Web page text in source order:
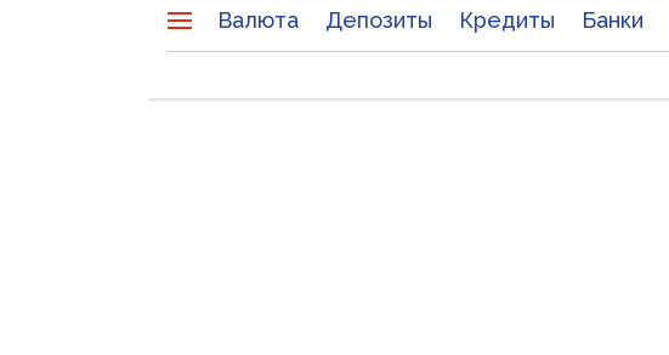
Валюта Депозиты Кредиты Банки